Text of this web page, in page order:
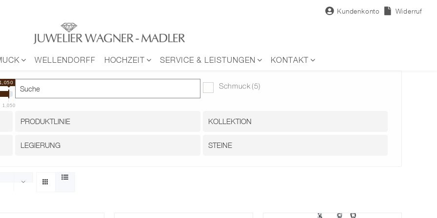
Kundenkonto Widerruf
WELLENDORFF HOCHZEIT SERVICE & LEISTUNGEN KONTAKT
1,050 €
1,050
Schmuck (5)